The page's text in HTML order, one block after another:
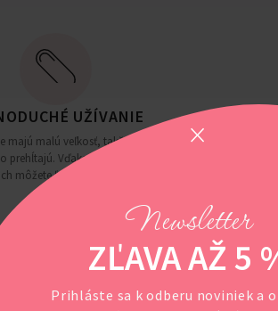
UŽÍVANIE
majú malú veľkosť, takže sa
prehĺtajú. Vďaka kompaktnému
môžete ľahko brávať všade so
Súčasťou
nim
zlepšujú
Newsletter
ZĽAVA AŽ 5
Prihláste sa k odberu noviniek a